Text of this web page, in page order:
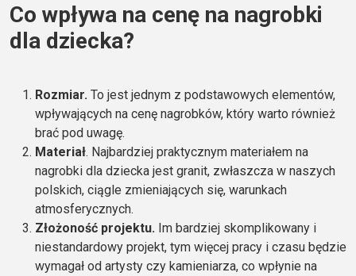
Co wpływa na cenę na nagrobki
dla dziecka?
Rozmiar. To jest jednym z podstawowych elementów,
wpływających na cenę nagrobków, który warto również
brać pod uwagę.
Materiał. Najbardziej praktycznym materiałem na
nagrobki dla dziecka jest granit, zwłaszcza w naszych
polskich, ciągle zmieniających się, warunkach
atmosferycznych.
Złożoność projektu. Im bardziej skomplikowany i
niestandardowy projekt, tym więcej pracy i czasu będzie
wymagał od artysty czy kamieniarza, co wpłynie na